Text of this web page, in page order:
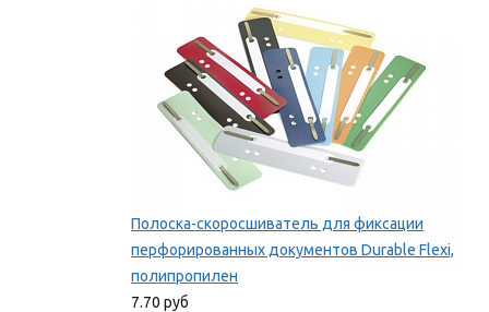
Полоска-скоросшиватель для фиксации
перфорированных документов Durable Flexi,
полипропилен
7.70 руб